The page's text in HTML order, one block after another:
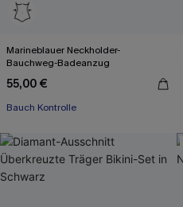
Marineblauer Neckholder-
Bauchweg-Badeanzug
55,00 €
Bauch Kontrolle